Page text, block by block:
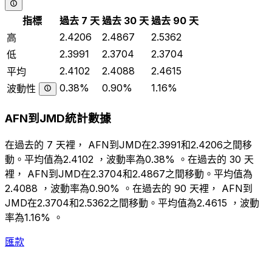
指標 過去 7 天 過去 30 天 過去 90 天
高
2.4206 2.4867
2.5362
低
2.3991 2.3704
2.3704
平均
2.4102 2.4088
2.4615
波動性
0.38% 0.90% 1.16%
AFN到JMD統計數據
在過去的 7 天裡， AFN到JMD在2.3991和2.4206之間移
動。平均值為2.4102 ，波動率為0.38% 。在過去的 30 天
裡， AFN到JMD在2.3704和2.4867之間移動。平均值為
2.4088 ，波動率為0.90% 。在過去的 90 天裡， AFN到
JMD在2.3704和2.5362之間移動。平均值為2.4615 ，波動
率為1.16% 。
匯款